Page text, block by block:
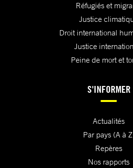
Réfugiés et
Justice
Droit international
Justice
Peine de mort et
S'INFORMER
Actualités
Par pays (A à
Repères
Nos rapports